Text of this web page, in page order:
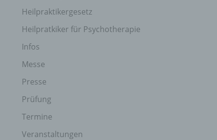
Heilpraktikergesetz
Heilpratkiker für Psychotherapie
Infos
Messe
Presse
Prüfung
Termine
Veranstaltungen